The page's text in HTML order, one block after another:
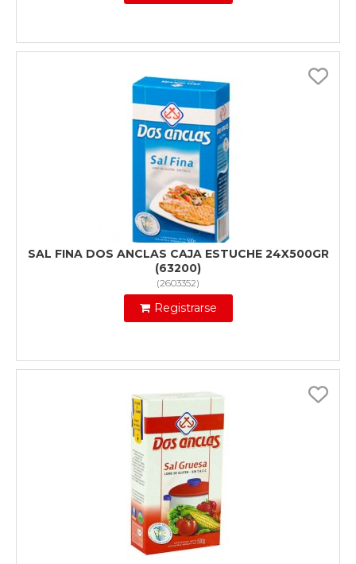
SAL FINA DOS ANCLAS CAJA ESTUCHE 24X500GR
(63200)
(2603352)
Registrarse